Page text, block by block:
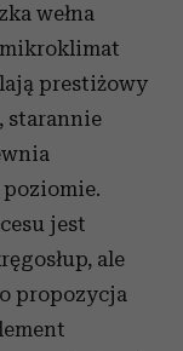
wełna
prestiżowy
starannie
jest
ale
propozycja